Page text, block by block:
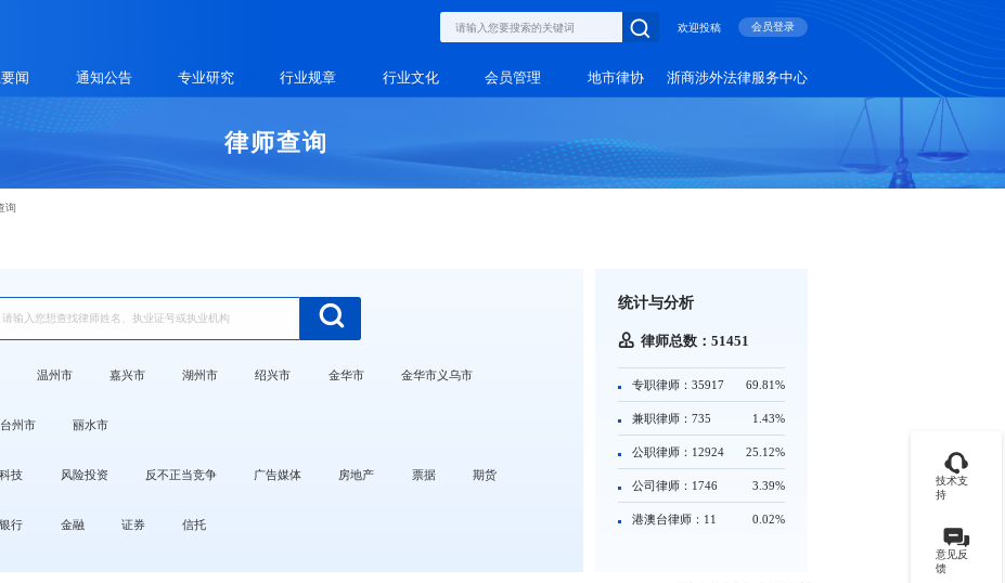
欢迎投稿 会员登录
闻 通知公告 专业研究 行业规章 行业文化 会员管理 地市律协 浙商涉外法律服务中心
律师查询
询
温州市 嘉兴市 湖州市 绍兴市 金华市 金华市义乌市
台州市 丽水市
技 风险投资 反不正当竞争 广告媒体 房地产 票据 期货
银行 金融 证券 信托
统计与分析
律师总数：51451
专职律师：35917 69.81%
兼职律师：735 1.43%
公职律师：12924 25.12%
公司律师：1746 3.39%
港澳台律师：11 0.02%
技术支
持
意见反
馈